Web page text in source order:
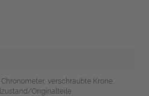
verschraubte Krone,
Originalteile